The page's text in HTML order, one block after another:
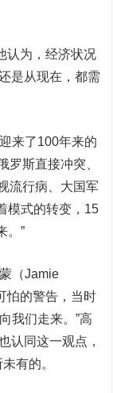
为，经济状况
是从现在，都需
来了100年来的
罗斯直接冲突、
流行病、大国军
模式的转变，15
。”
（Jamie
怕的警告，当时
我们走来。”高
认同这一观点，
有的。